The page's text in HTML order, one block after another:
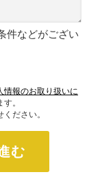
件などがござい
情報のお取り扱いに
。
ださい。
む